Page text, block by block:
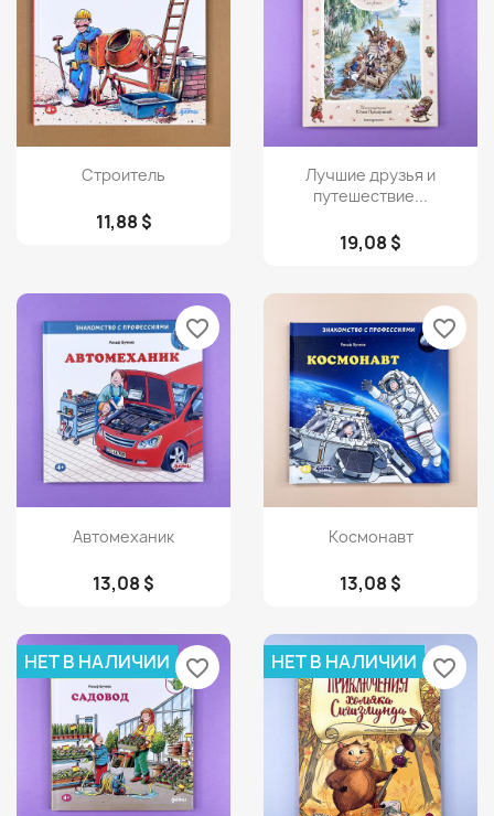
Просмотр
Строитель
11,88 $
Просмотр
Лучшие друзья и
путешествие...
19,08 $
Просмотр
Автомеханик
13,08 $
favorite_border
Просмотр
Космонавт
13,08 $
favorite_border
НЕТ В НАЛИЧИИ favorite_border НЕТ В НАЛИЧИИ favorite_border